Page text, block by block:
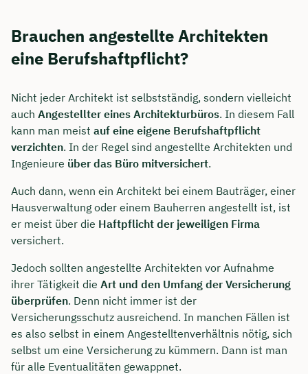
Brauchen angestellte Architekten
eine Berufshaftpflicht?
Nicht jeder Architekt ist selbstständig, sondern vielleicht
auch Angestellter eines Architekturbüros. In diesem Fall
kann man meist auf eine eigene Berufshaftpflicht
verzichten. In der Regel sind angestellte Architekten und
Ingenieure über das Büro mitversichert.
Auch dann, wenn ein Architekt bei einem Bauträger, einer
Hausverwaltung oder einem Bauherren angestellt ist, ist
er meist über die Haftpflicht der jeweiligen Firma
versichert.
Jedoch sollten angestellte Architekten vor Aufnahme
ihrer Tätigkeit die Art und den Umfang der Versicherung
überprüfen. Denn nicht immer ist der
Versicherungsschutz ausreichend. In manchen Fällen ist
es also selbst in einem Angestelltenverhältnis nötig, sich
selbst um eine Versicherung zu kümmern. Dann ist man
für alle Eventualitäten gewappnet.